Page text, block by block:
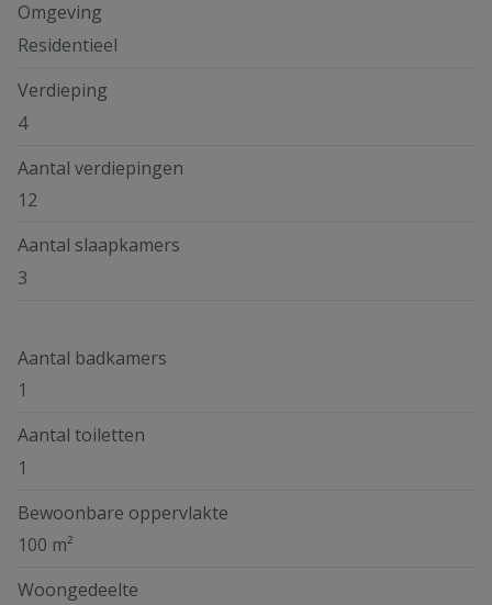
Omgeving
Residentieel
Verdieping
4
Aantal verdiepingen
12
Aantal slaapkamers
3
Aantal badkamers
1
Aantal toiletten
1
Bewoonbare oppervlakte
100 m²
Woongedeelte